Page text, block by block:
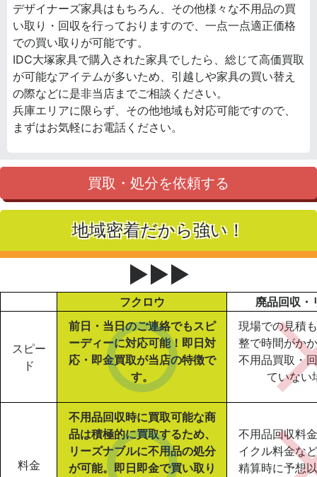
デザイナーズ家具はもちろん、その他様々な不用品の買
い取り・回収を行っておりますので、一点一点適正価格
での買い取りが可能です。
IDC大塚家具で購入された家具でしたら、総じて高価買取
が可能なアイテムが多いため、引越しや家具の買い替え
の際などに是非当店までご相談ください。
兵庫エリアに限らず、その他地域も対応可能ですので、
まずはお気軽にお電話ください。
買取・処分を依頼する
地域密着だから強い！
▶▶▶
フクロウ 廃品回収・
スピー
ド
前日・当日のご連絡でもスピ
ーディーに対応可能！即日対
応・即金買取が当店の特徴で
す。
現場での見積
整で時間がか
不用品買取・
ていない
料金
不用品回収時に買取可能な商
品は積極的に買取するため、
リーズナブルに不用品の処分
が可能。即日即金で買い取り
不用品回収料
イクル料金な
精算時に予想